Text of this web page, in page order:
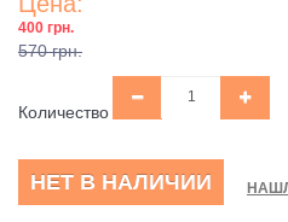
400 грн.
570 грн.
Количество
НЕТ В НАЛИЧИИ